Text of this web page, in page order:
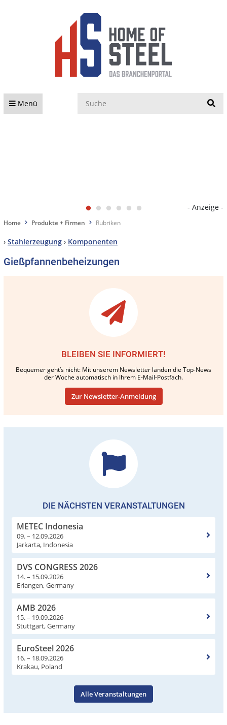
Menü
- Anzeige -
Home Produkte + Firmen Rubriken
› Stahlerzeugung › Komponenten
Gießpfannenbeheizungen
BLEIBEN SIE INFORMIERT!
Bequemer geht’s nicht: Mit unserem Newsletter landen die Top-News
der Woche automatisch in Ihrem E-Mail-Postfach.
Zur Newsletter-Anmeldung
DIE NÄCHSTEN VERANSTALTUNGEN
METEC Indonesia
09. – 12.09.2026
Jarkarta, Indonesia
DVS CONGRESS 2026
14. – 15.09.2026
Erlangen, Germany
AMB 2026
15. – 19.09.2026
Stuttgart, Germany
EuroSteel 2026
16. – 18.09.2026
Krakau, Poland
Alle Veranstaltungen